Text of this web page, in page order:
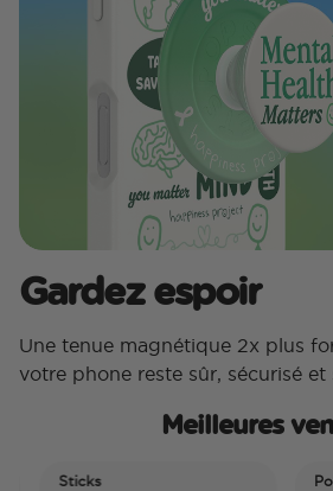
Gardez espoir
Une tenue magnétique 2x plus
votre phone reste sûr, sécurisé et
Meilleures
Sticks